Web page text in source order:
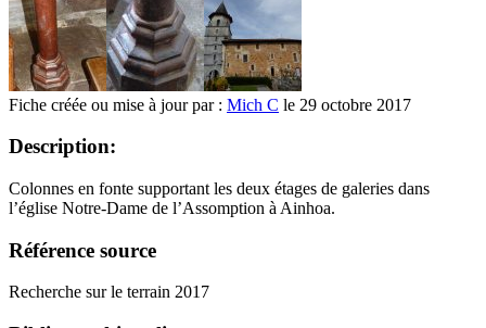
Fiche créée ou mise à jour par : Mich C le 29 octobre 2017
Description:
Colonnes en fonte supportant les deux étages de galeries dans
l’église Notre-Dame de l’Assomption à Ainhoa.
Référence source
Recherche sur le terrain 2017